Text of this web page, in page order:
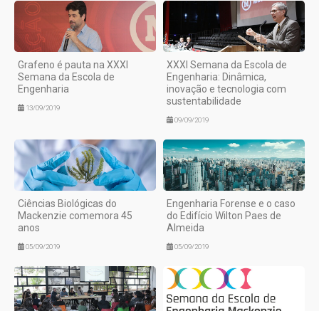
Grafeno é pauta na XXXI
Semana da Escola de
Engenharia
13/09/2019
XXXI Semana da Escola de
Engenharia: Dinâmica,
inovação e tecnologia com
sustentabilidade
09/09/2019
Ciências Biológicas do
Mackenzie comemora 45
anos
05/09/2019
Engenharia Forense e o caso
do Edifício Wilton Paes de
Almeida
05/09/2019